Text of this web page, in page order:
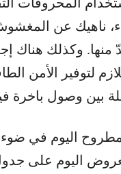
ناهيك عن
منها. وكذلك هناك
لتوفير الأمن
بين وصول باخرة
اليوم في ضوء
اليوم على